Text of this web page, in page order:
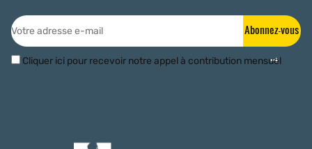
Abonnez-vous
Cliquer ici pour recevoir notre appel à contribution mensuel